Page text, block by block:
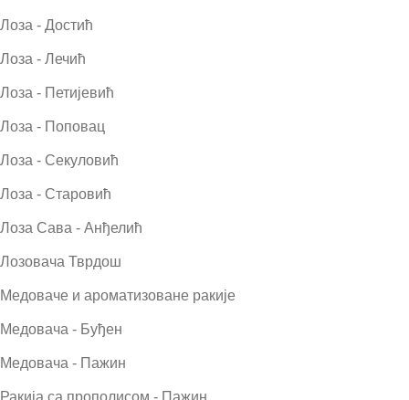
Лоза - Достић
Лоза - Лечић
Лоза - Петијевић
Лоза - Поповац
Лоза - Секуловић
Лоза - Старовић
Лоза Сава - Анђелић
Лозовача Тврдош
Медоваче и ароматизоване ракије
Медовача - Буђен
Медовача - Пажин
Ракија са прополисом - Пажин